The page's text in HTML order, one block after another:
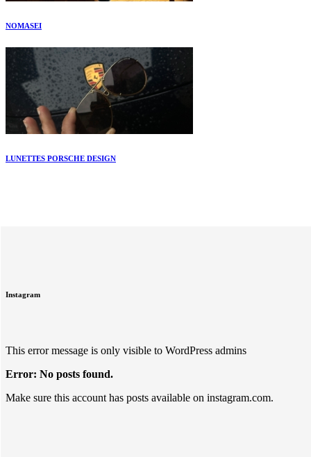
NOMASEI
LUNETTES PORSCHE DESIGN
Instagram
This error message is only visible to WordPress admins
Error: No posts found.
Make sure this account has posts available on instagram.com.